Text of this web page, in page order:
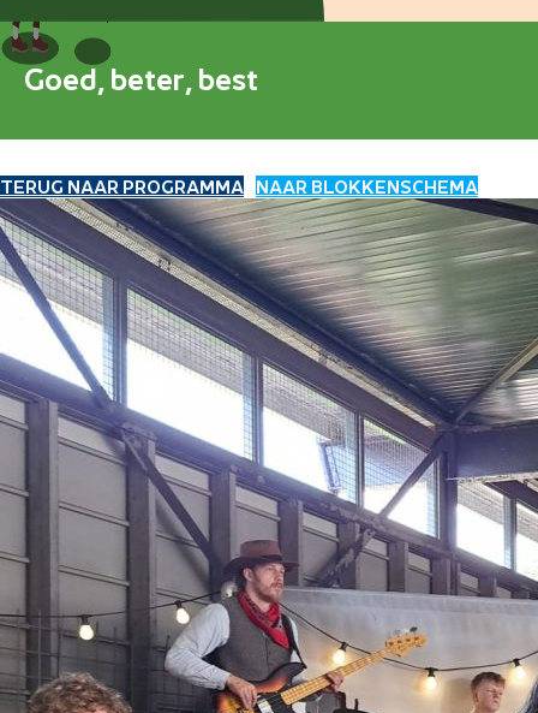
Goed, beter, best
TERUG NAAR PROGRAMMA NAAR BLOKKENSCHEMA